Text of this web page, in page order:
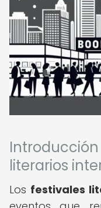
literarios
Los festivales